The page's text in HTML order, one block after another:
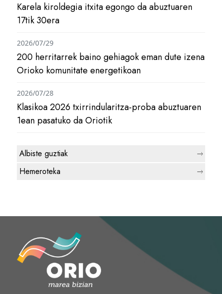
Karela kiroldegia itxita egongo da abuztuaren
17tik 30era
200 herritarrek baino gehiagok eman dute izena
Orioko komunitate energetikoan
2026/07/29
Klasikoa 2026 txirrindularitza-proba abuztuaren
1ean pasatuko da Oriotik
2026/07/28
Albiste guztiak
Hemeroteka